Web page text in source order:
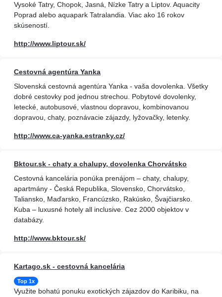
Vysoké Tatry, Chopok, Jasná, Nízke Tatry a Liptov. Aquacity
Poprad alebo aquapark Tatralandia. Viac ako 16 rokov
skúseností.
http://www.liptour.sk/
Cestovná agentúra Yanka
Slovenská cestovná agentúra Yanka - vaša dovolenka. Všetky
dobré cestovky pod jednou strechou. Pobytové dovolenky,
letecké, autobusové, vlastnou dopravou, kombinovanou
dopravou, chaty, poznávacie zájazdy, lyžovačky, letenky.
http://www.ca-yanka.estranky.cz/
Bktour.sk - chaty a chalupy, dovolenka Chorvátsko
Cestovná kancelária ponúka prenájom – chaty, chalupy,
apartmány - Česká Republika, Slovensko, Chorvátsko,
Taliansko, Maďarsko, Francúzsko, Rakúsko, Švajčiarsko.
Kuba – luxusné hotely all inclusive. Cez 2000 objektov v
databázy.
http://www.bktour.sk/
Kartago.sk - cestovná kancelária
Top 1x
Využite bohatú ponuku exotických zájazdov do Karibiku, na